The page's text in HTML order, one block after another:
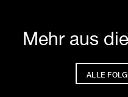
Mehr aus